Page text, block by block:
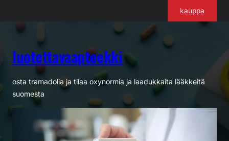
kauppa
luotettavaapteekki
osta tramadolia ja tilaa oxynormia ja laadukkaita lääkkeitä
suomesta